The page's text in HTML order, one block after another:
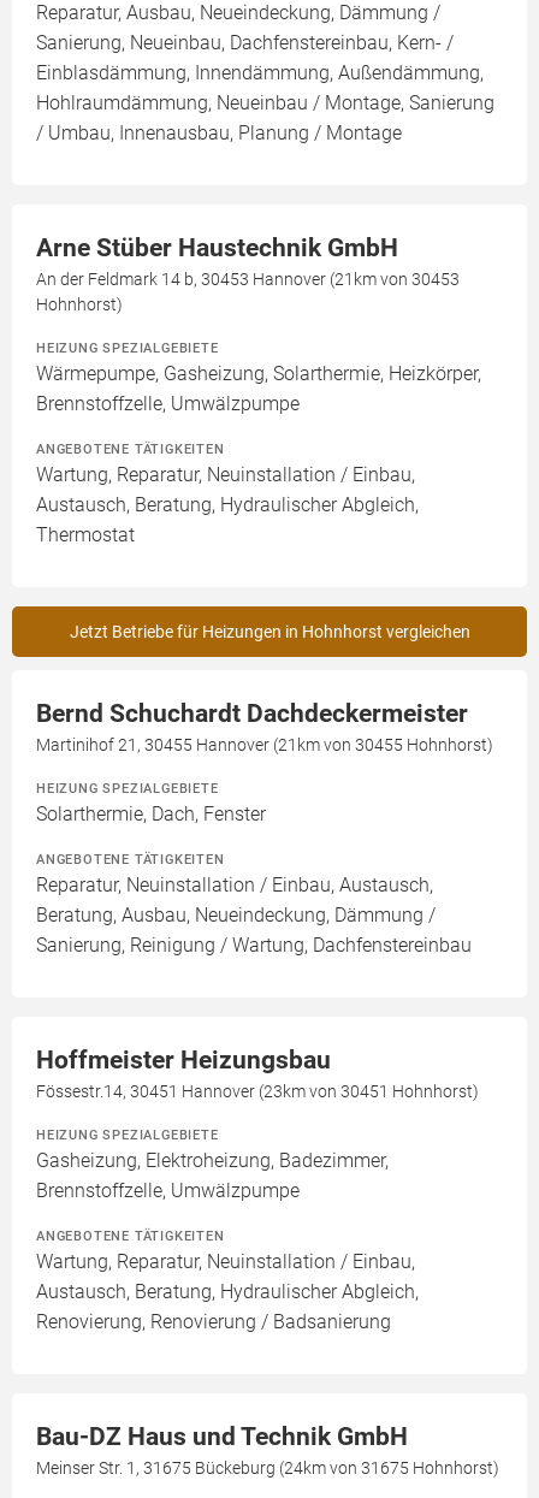
Reparatur, Ausbau, Neueindeckung, Dämmung /
Sanierung, Neueinbau, Dachfenstereinbau, Kern- /
Einblasdämmung, Innendämmung, Außendämmung,
Hohlraumdämmung, Neueinbau / Montage, Sanierung
/ Umbau, Innenausbau, Planung / Montage
Arne Stüber Haustechnik GmbH
An der Feldmark 14 b, 30453 Hannover (21km von 30453
Hohnhorst)
HEIZUNG SPEZIALGEBIETE
Wärmepumpe, Gasheizung, Solarthermie, Heizkörper,
Brennstoffzelle, Umwälzpumpe
ANGEBOTENE TÄTIGKEITEN
Wartung, Reparatur, Neuinstallation / Einbau,
Austausch, Beratung, Hydraulischer Abgleich,
Thermostat
Jetzt Betriebe für Heizungen in Hohnhorst vergleichen
Bernd Schuchardt Dachdeckermeister
Martinihof 21, 30455 Hannover (21km von 30455 Hohnhorst)
HEIZUNG SPEZIALGEBIETE
Solarthermie, Dach, Fenster
ANGEBOTENE TÄTIGKEITEN
Reparatur, Neuinstallation / Einbau, Austausch,
Beratung, Ausbau, Neueindeckung, Dämmung /
Sanierung, Reinigung / Wartung, Dachfenstereinbau
Hoffmeister Heizungsbau
Fössestr.14, 30451 Hannover (23km von 30451 Hohnhorst)
HEIZUNG SPEZIALGEBIETE
Gasheizung, Elektroheizung, Badezimmer,
Brennstoffzelle, Umwälzpumpe
ANGEBOTENE TÄTIGKEITEN
Wartung, Reparatur, Neuinstallation / Einbau,
Austausch, Beratung, Hydraulischer Abgleich,
Renovierung, Renovierung / Badsanierung
Bau-DZ Haus und Technik GmbH
Meinser Str. 1, 31675 Bückeburg (24km von 31675 Hohnhorst)